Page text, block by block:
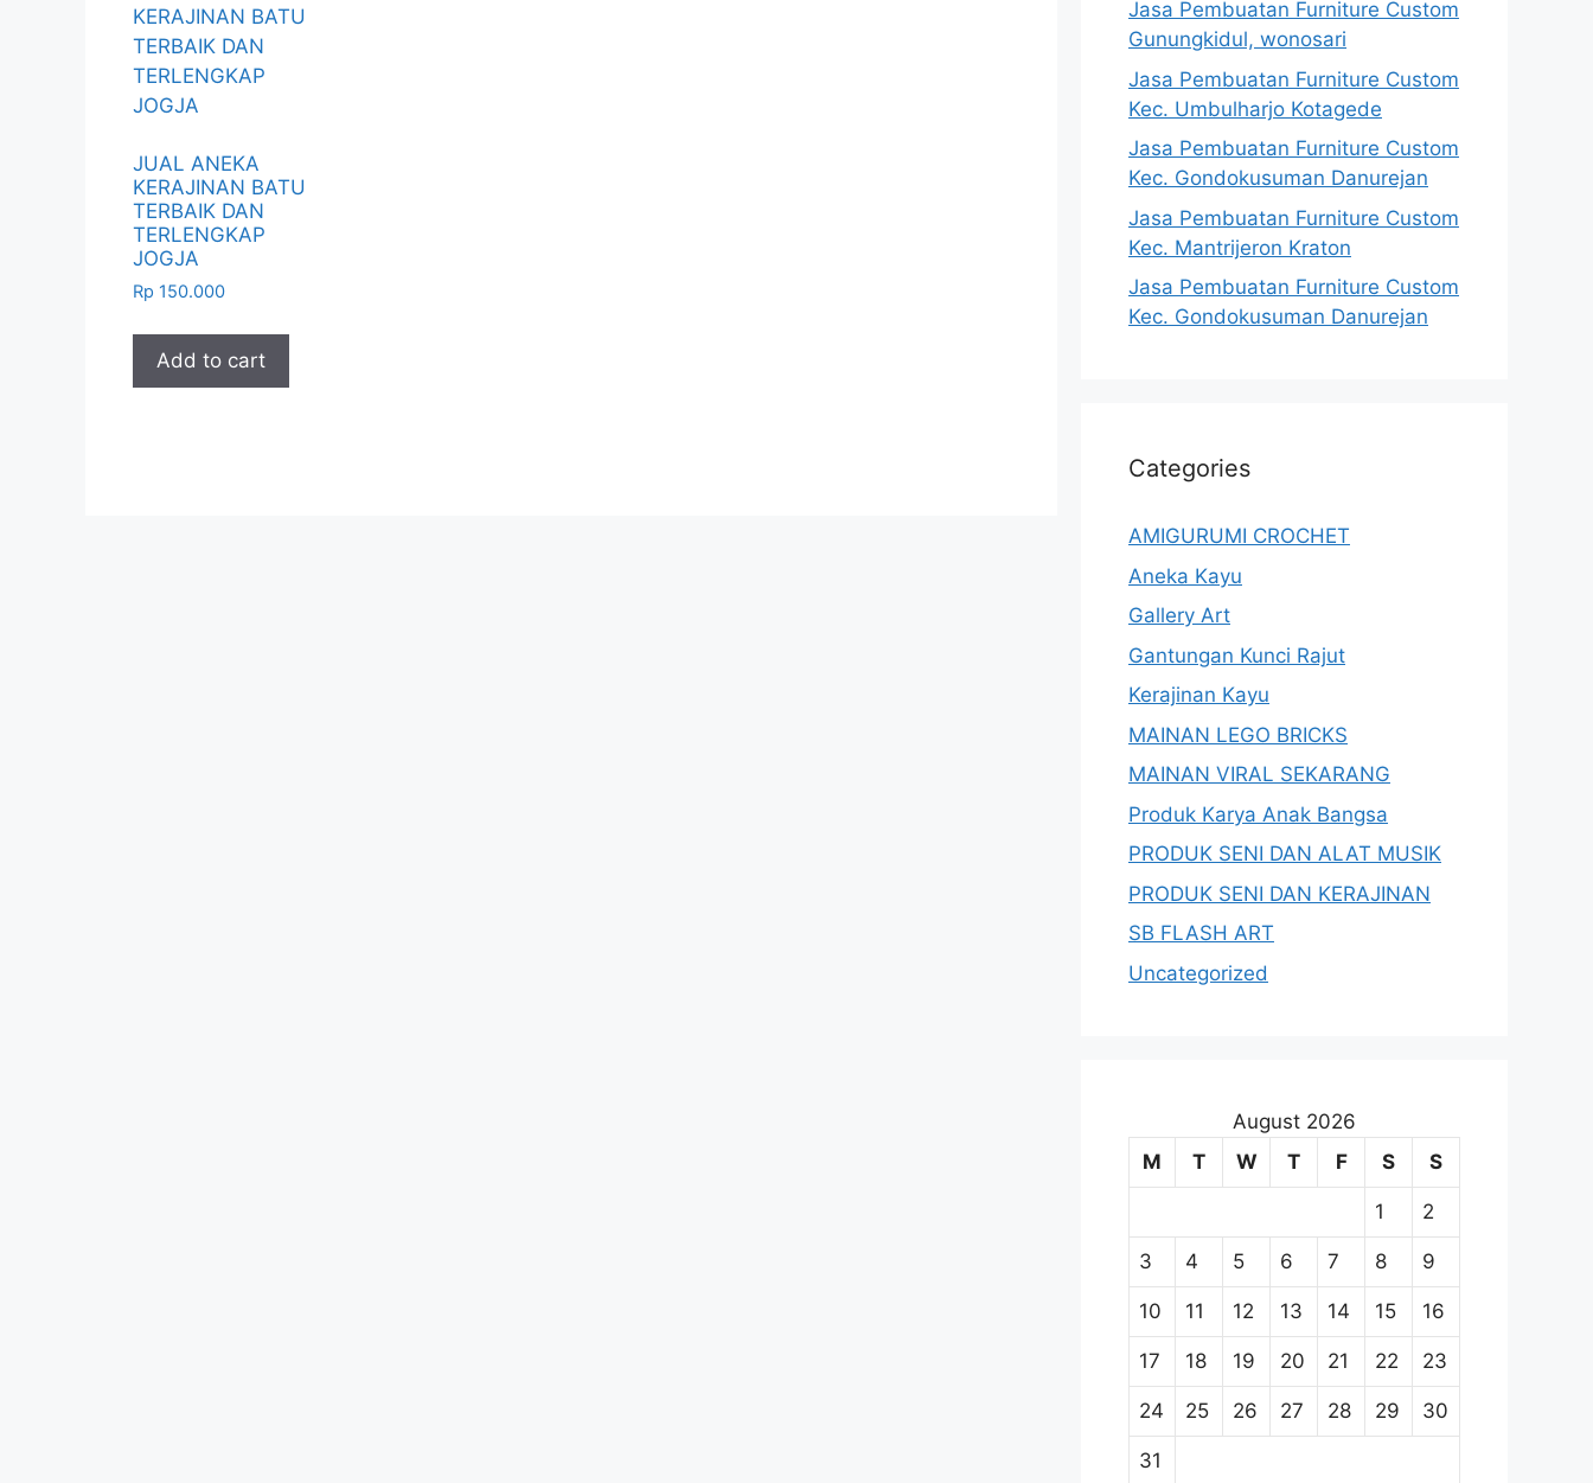
JUAL ANEKA
KERAJINAN BATU
TERBAIK DAN
TERLENGKAP
JOGJA
Rp 150.000
Add to cart
Jasa Pembuatan Furniture Custom
Gunungkidul, wonosari
Jasa Pembuatan Furniture Custom
Kec. Umbulharjo Kotagede
Jasa Pembuatan Furniture Custom
Kec. Gondokusuman Danurejan
Jasa Pembuatan Furniture Custom
Kec. Mantrijeron Kraton
Jasa Pembuatan Furniture Custom
Kec. Gondokusuman Danurejan
Categories
AMIGURUMI CROCHET
Aneka Kayu
Gallery Art
Gantungan Kunci Rajut
Kerajinan Kayu
MAINAN LEGO BRICKS
MAINAN VIRAL SEKARANG
Produk Karya Anak Bangsa
PRODUK SENI DAN ALAT MUSIK
PRODUK SENI DAN KERAJINAN
SB FLASH ART
Uncategorized
August 2026
M
T W T F S S
1 2
3 4 5 6 7 8 9
10 11 12 13 14 15 16
17 18 19 20 21 22 23
24 25 26 27 28 29 30
31